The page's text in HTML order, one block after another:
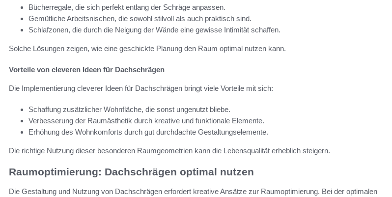
Bücherregale, die sich perfekt entlang der Schräge anpassen.
Gemütliche Arbeitsnischen, die sowohl stilvoll als auch praktisch sind.
Schlafzonen, die durch die Neigung der Wände eine gewisse Intimität schaffen.
Solche Lösungen zeigen, wie eine geschickte Planung den Raum optimal nutzen kann.
Vorteile von cleveren Ideen für Dachschrägen
Die Implementierung cleverer Ideen für Dachschrägen bringt viele Vorteile mit sich:
Schaffung zusätzlicher Wohnfläche, die sonst ungenutzt bliebe.
Verbesserung der Raumästhetik durch kreative und funktionale Elemente.
Erhöhung des Wohnkomforts durch gut durchdachte Gestaltungselemente.
Die richtige Nutzung dieser besonderen Raumgeometrien kann die Lebensqualität erheblich steigern.
Raumoptimierung: Dachschrägen optimal nutzen
Die Gestaltung und Nutzung von Dachschrägen erfordert kreative Ansätze zur Raumoptimierung. Bei der optimalen